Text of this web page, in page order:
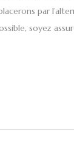
par
soyez